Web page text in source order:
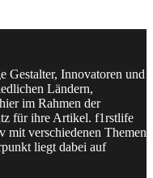
Gestalter, Innovatoren und
Ländern,
im Rahmen der
für ihre Artikel. f1rstlife
mit verschiedenen Themen
liegt dabei auf